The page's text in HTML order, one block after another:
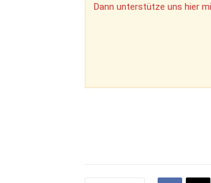
Dann unterstütze uns hier